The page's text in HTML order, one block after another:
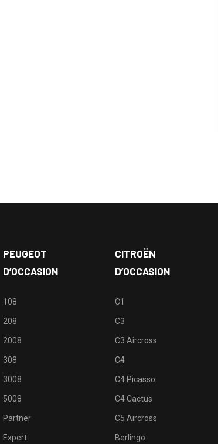
PEUGEOT
D’OCCASION
108
208
2008
308
3008
5008
Partner
Expert
CITROËN
D’OCCASION
C1
C3
C3 Aircross
C4
C4 Picasso
C4 Cactus
C5 Aircross
Berlingo